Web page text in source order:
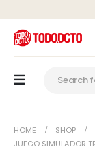
HOME SHOP
JUEGO SIMULADOR